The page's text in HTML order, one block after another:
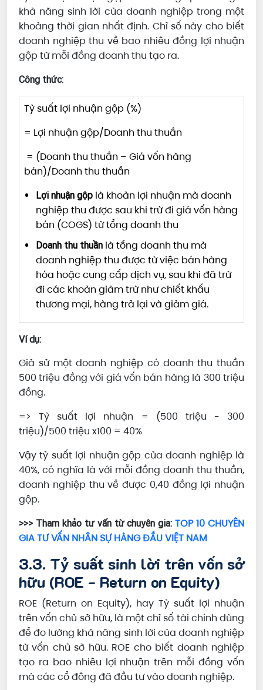
khả năng sinh lời của doanh nghiệp trong một
khoảng thời gian nhất định. Chỉ số này cho biết
doanh nghiệp thu về bao nhiêu đồng lợi nhuận
gộp từ mỗi đồng doanh thu tạo ra.
Công thức:
Tỷ suất lợi nhuận gộp (%)
= Lợi nhuận gộp/Doanh thu thuần
= (Doanh thu thuần – Giá vốn hàng
bán)/Doanh thu thuần
Lợi nhuận gộp là khoản lợi nhuận mà doanh
nghiệp thu được sau khi trừ đi giá vốn hàng
bán (COGS) từ tổng doanh thu
Doanh thu thuần là tổng doanh thu mà
doanh nghiệp thu được từ việc bán hàng
hóa hoặc cung cấp dịch vụ, sau khi đã trừ
đi các khoản giảm trừ như chiết khấu
thương mại, hàng trả lại và giảm giá.
Ví dụ:
Giả sử một doanh nghiệp có doanh thu thuần
500 triệu đồng với giá vốn bán hàng là 300 triệu
đồng.
=> Tỷ suất lợi nhuận = (500 triệu - 300
triệu)/500 triệu x100 = 40%
Vậy tỷ suất lợi nhuận gộp của doanh nghiệp là
40%, có nghĩa là với mỗi đồng doanh thu thuần,
doanh nghiệp thu về được 0,40 đồng lợi nhuận
gộp.
>>> Tham khảo tư vấn từ chuyên gia:TOP 10 CHUYÊN
GIA TƯ VẤN NHÂN SỰ HÀNG ĐẦU VIỆT NAM
3.3. Tỷ suất sinh lời trên vốn sở
hữu (ROE - Return on Equity)
ROE (Return on Equity), hay Tỷ suất lợi nhuận
trên vốn chủ sở hữu, là một chỉ số tài chính dùng
để đo lường khả năng sinh lời của doanh nghiệp
từ vốn chủ sở hữu. ROE cho biết doanh nghiệp
tạo ra bao nhiêu lợi nhuận trên mỗi đồng vốn
mà các cổ đông đã đầu tư vào doanh nghiệp.